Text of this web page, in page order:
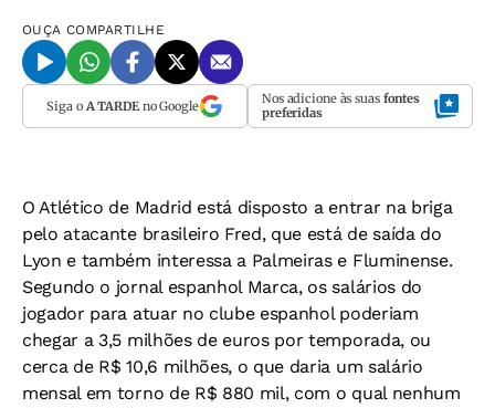
OUÇA COMPARTILHE
Siga o A TARDEno Google Nos adicione às suas fontes
preferidas
O Atlético de Madrid está disposto a entrar na briga
pelo atacante brasileiro Fred, que está de saída do
Lyon e também interessa a Palmeiras e Fluminense.
Segundo o jornal espanhol Marca, os salários do
jogador para atuar no clube espanhol poderiam
chegar a 3,5 milhões de euros por temporada, ou
cerca de R$ 10,6 milhões, o que daria um salário
mensal em torno de R$ 880 mil, com o qual nenhum